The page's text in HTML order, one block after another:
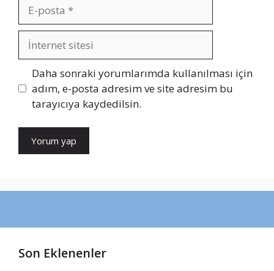
posta
İnternet
sitesi
Daha sonraki yorumlarımda kullanılması için
adım, e-posta adresim ve site adresim bu
tarayıcıya kaydedilsin.
Son Eklenenler